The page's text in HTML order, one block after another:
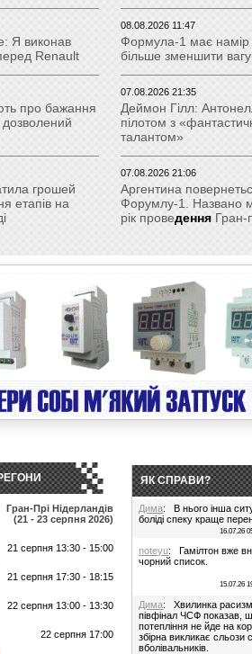
Я виконав
Renault
08.08.2026 11:47
Формула-1 має
більше зменшити вагу
про бажання
07.08.2026 21:35
Деймон Гілл:
пілотом з
талантом»
грошей
етапів на
07.08.2026 21:06
Аргентина
Форумлу-1. Названо
рік проведення Гран-
Гран-Прі Нідерландів
(21 - 23 серпня 2026)
21 серпня 13:30 - 15:00
21 серпня 17:30 - 18:15
22 серпня 13:00 - 13:30
22 серпня 17:00
ЯК СПРАВИ?
Дима: В нього інша
боліді спеку краще
16.07.26
noteyu: Гамілтон вже
чорний список.
15.07.26
Дима: Хвилинка
півфінал ЧСФ показав,
потепління не йде на
збірна викликає сльози
вболівальників.